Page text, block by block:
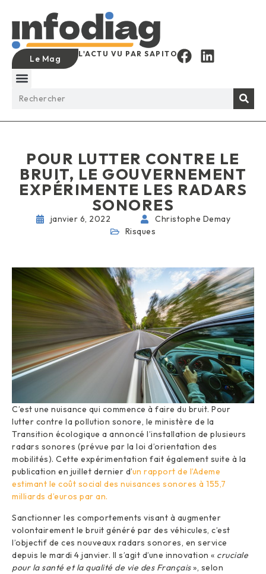
Le Mag L'ACTU VU PAR SAPITO
POUR LUTTER CONTRE LE
BRUIT, LE GOUVERNEMENT
EXPÉRIMENTE LES RADARS
SONORES
janvier 6, 2022
Christophe Demay
Risques
C’est une nuisance qui commence à faire du bruit. Pour
lutter contre la pollution sonore, le ministère de la
Transition écologique a annoncé l’installation de plusieurs
radars sonores (prévue par la loi d’orientation des
mobilités). Cette expérimentation fait également suite à la
publication en juillet dernier d’un rapport de l’Ademe
estimant le coût social des nuisances sonores à 155,7
milliards d’euros par an.
Sanctionner les comportements visant à augmenter
volontairement le bruit généré par des véhicules, c’est
l’objectif de ces nouveaux radars sonores, en service
depuis le mardi 4 janvier. ll s’agit d’une innovation « cruciale
pour la santé et la qualité de vie des Français», selon